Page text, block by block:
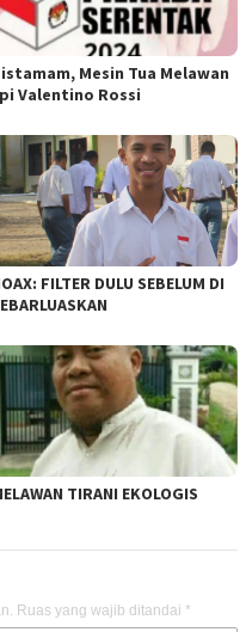
Mesin Tua Melawan
Valentino Rossi
FILTER DULU SEBELUM DI
TIRANI EKOLOGIS
Ruas yang wajib ditandai *